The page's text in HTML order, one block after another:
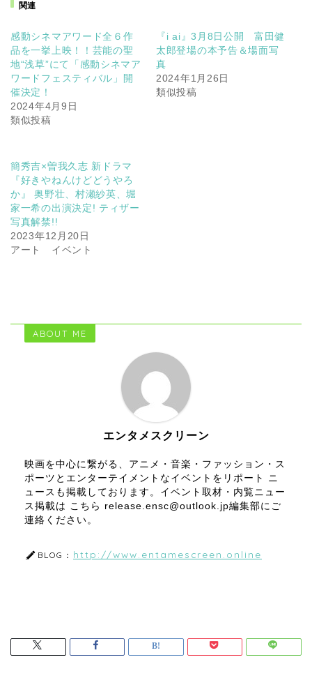
関連
感動シネマアワード全６作
品を一挙上映！！芸能の聖
地“浅草”にて「感動シネマア
ワードフェスティバル」開
催決定！
2024年4月9日
類似投稿
『i ai』3月8日公開 富田健
太郎登場の本予告＆場面写
真
2024年1月26日
類似投稿
簡秀吉×曽我久志 新ドラマ
『好きやねんけどどうやろ
か』 奥野壮、村瀬紗英、堀
家一希の出演決定! ティザー
写真解禁!!
2023年12月20日
アート イベント
ABOUT ME
エンタメスクリーン
映画を中心に繋がる、アニメ・音楽・ファッション・ス
ポーツとエンターテイメントなイベントをリポート ニ
ュースも掲載しております。イベント取材・内覧ニュー
ス掲載は こちら release.ensc@outlook.jp編集部にご
連絡ください。
BLOG： http://www.entamescreen.online